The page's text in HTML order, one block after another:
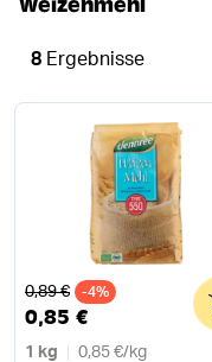
Weizenmehl
8 Ergebnisse
Alter Preis
0,89 € -4%
0,85 €
1 kg 0,85 €/ kg